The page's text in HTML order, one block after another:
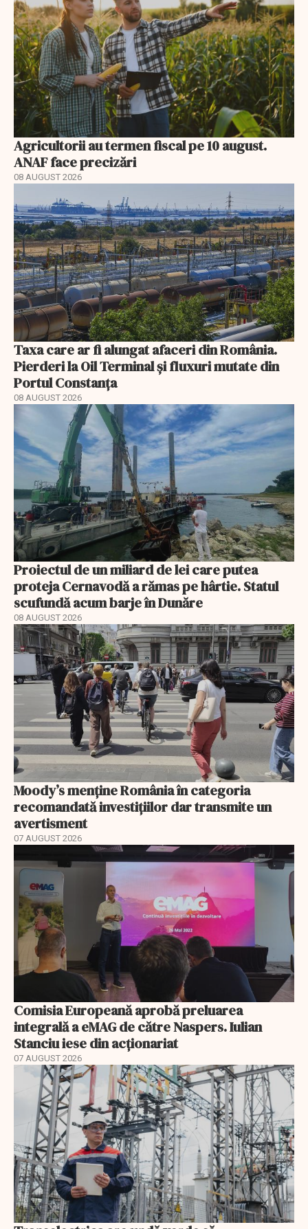
Agricultorii au termen fiscal pe 10 august.
ANAF face precizări
08 AUGUST 2026
Taxa care ar fi alungat afaceri din România.
Pierderi la Oil Terminal și fluxuri mutate din
Portul Constanța
08 AUGUST 2026
Proiectul de un miliard de lei care putea
proteja Cernavodă a rămas pe hârtie. Statul
scufundă acum barje în Dunăre
08 AUGUST 2026
Moody’s menține România în categoria
recomandată investițiilor dar transmite un
avertisment
07 AUGUST 2026
Comisia Europeană aprobă preluarea
integrală a eMAG de către Naspers. Iulian
Stanciu iese din acționariat
07 AUGUST 2026